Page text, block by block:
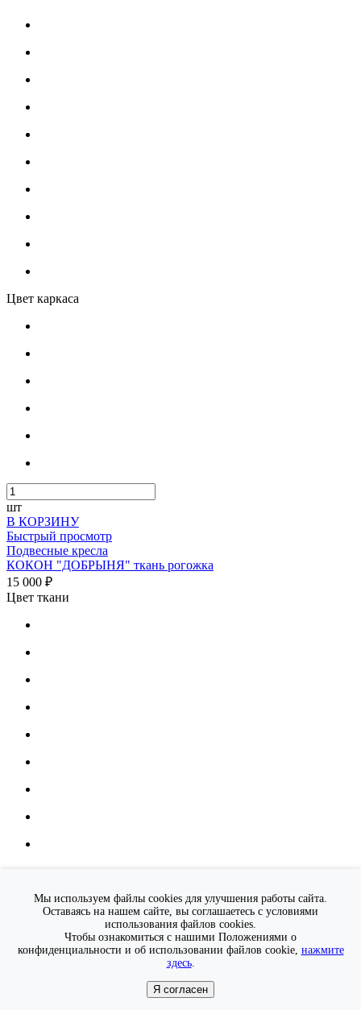
Цвет каркаса
шт
В КОРЗИНУ
Быстрый просмотр
Подвесные кресла
КОКОН "ДОБРЫНЯ" ткань рогожка
15 000 ₽
Цвет ткани
Цвет каркаса
Мы используем файлы cookies для улучшения работы сайта.
Оставаясь на нашем сайте, вы соглашаетесь с условиями
использования файлов cookies.
Чтобы ознакомиться с нашими Положениями о
конфиденциальности и об использовании файлов cookie, нажмите
здесь.
Я согласен